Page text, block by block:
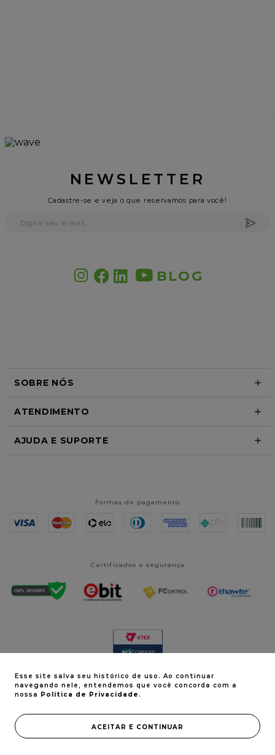
NEWSLETTER
Cadastre-se e veja o que reservamos para você!
BLOG
SOBRE NÓS
ATENDIMENTO
AJUDA E SUPORTE
Formas de pagamento
Certificados e segurança
© Vita Derm 2024. Todos os direitos reservados | CNPJ:
Esse site salva seu histórico de uso. Ao continuar
navegando nele, entendemos que você concorda com a
nossa Política de Privacidade.
ACEITAR E CONTINUAR